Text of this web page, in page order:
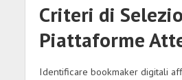
Criteri di
Piattaforme
Identificare bookmaker digitali